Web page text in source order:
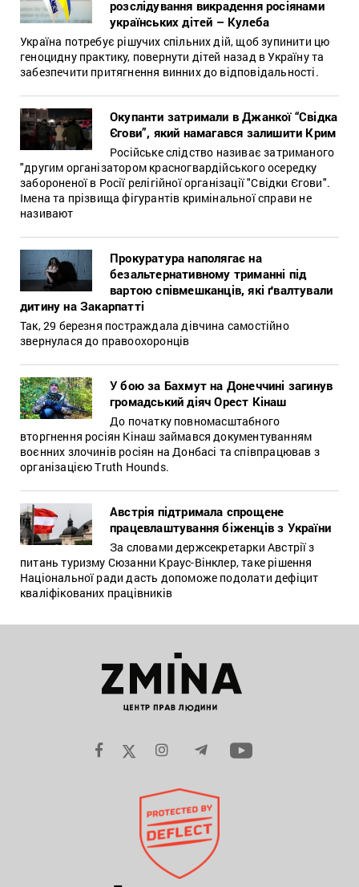
розслідування викрадення росіянами
українських дітей – Кулеба
Україна потребує рішучих спільних дій, щоб зупинити цю
геноцидну практику, повернути дітей назад в Україну та
забезпечити притягнення винних до відповідальності.
Окупанти затримали в Джанкої “Свідка
Єгови”, який намагався залишити Крим
Російське слідство називає затриманого
"другим організатором красногвардійського осередку
забороненої в Росії релігійної організації "Свідки Єгови".
Імена та прізвища фігурантів кримінальної справи не
називают
Прокуратура наполягає на
безальтернативному триманні під
вартою співмешканців, які ґвалтували
дитину на Закарпатті
Так, 29 березня постраждала дівчина самостійно
звернулася до правоохоронців
У бою за Бахмут на Донеччині загинув
громадський діяч Орест Кінаш
До початку повномасштабного
вторгнення росіян Кінаш займався документуванням
воєнних злочинів росіян на Донбасі та співпрацював з
організацією Truth Hounds.
Австрія підтримала спрощене
працевлаштування біженців з України
За словами держсекретарки Австрії з
питань туризму Сюзанни Краус-Вінклер, таке рішення
Національної ради дасть допоможе подолати дефіцит
кваліфікованих працівників